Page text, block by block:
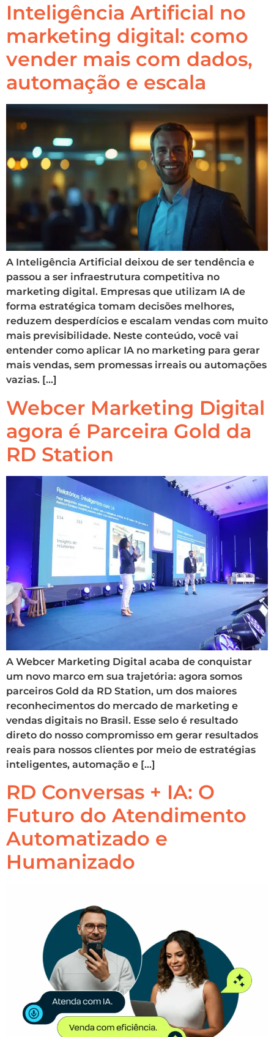
Inteligência Artificial no
marketing digital: como
vender mais com dados,
automação e escala
A Inteligência Artificial deixou de ser tendência e
passou a ser infraestrutura competitiva no
marketing digital. Empresas que utilizam IA de
forma estratégica tomam decisões melhores,
reduzem desperdícios e escalam vendas com muito
mais previsibilidade. Neste conteúdo, você vai
entender como aplicar IA no marketing para gerar
mais vendas, sem promessas irreais ou automações
vazias. […]
Webcer Marketing Digital
agora é Parceira Gold da
RD Station
A Webcer Marketing Digital acaba de conquistar
um novo marco em sua trajetória: agora somos
parceiros Gold da RD Station, um dos maiores
reconhecimentos do mercado de marketing e
vendas digitais no Brasil. Esse selo é resultado
direto do nosso compromisso em gerar resultados
reais para nossos clientes por meio de estratégias
inteligentes, automação e […]
RD Conversas + IA: O
Futuro do Atendimento
Automatizado e
Humanizado